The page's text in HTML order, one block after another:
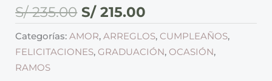
S/235.00 S/215.00
Categorías:AMOR,ARREGLOS, CUMPLEAÑOS,
FELICITACIONES, GRADUACIÓN, OCASIÓN,
RAMOS